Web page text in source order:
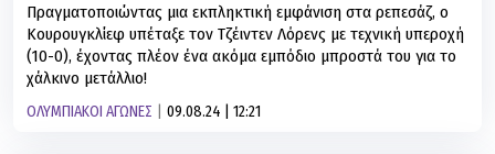
Πραγματοποιώντας μια εκπληκτική εμφάνιση στα ρεπεσάζ, ο
Κουρουγκλίεφ υπέταξε τον Τζέιντεν Λόρενς με τεχνική υπεροχή
(10-0), έχοντας πλέον ένα ακόμα εμπόδιο μπροστά του για το
χάλκινο μετάλλιο!
ΟΛΥΜΠΙΑΚΟΙ ΑΓΩΝΕΣ 09.08.24 | 12:21